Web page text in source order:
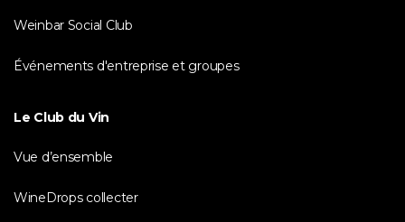
Weinbar Social Club
Événements d'entreprise et groupes
Le Club du Vin
Vue d’ensemble
WineDrops collecter